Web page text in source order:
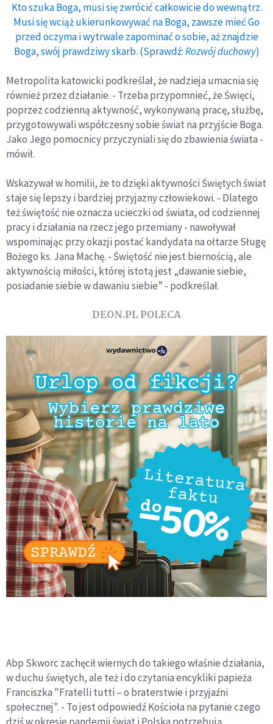
Kto szuka Boga, musi się zwrócić całkowicie do wewnątrz.
Musi się wciąż ukierunkowywać na Boga, zawsze mieć Go
przed oczyma i wytrwale zapominać o sobie, aż znajdzie
Boga, swój prawdziwy skarb. (Sprawdź:Rozwój duchowy)
Metropolita katowicki podkreślał, że nadzieja umacnia się
również przez działanie. - Trzeba przypomnieć, że Święci,
poprzez codzienną aktywność, wykonywaną pracę, służbę,
przygotowywali współczesny sobie świat na przyjście Boga.
Jako Jego pomocnicy przyczyniali się do zbawienia świata -
mówił.
Wskazywał w homilii, że to dzięki aktywności Świętych świat
staje się lepszy i bardziej przyjazny człowiekowi. - Dlatego
też świętość nie oznacza ucieczki od świata, od codziennej
pracy i działania na rzecz jego przemiany - nawoływał
wspominając przy okazji postać kandydata na ołtarze Sługę
Bożego ks. Jana Machę. - Świętość nie jest biernością, ale
aktywnością miłości, której istotą jest „dawanie siebie,
posiadanie siebie w dawaniu siebie” - podkreślał.
DEON.PL POLECA
Abp Skworc zachęcił wiernych do takiego właśnie działania,
w duchu świętych, ale też i do czytania encykliki papieża
Franciszka "Fratelli tutti – o braterstwie i przyjaźni
społecznej". - To jest odpowiedź Kościoła na pytanie czego